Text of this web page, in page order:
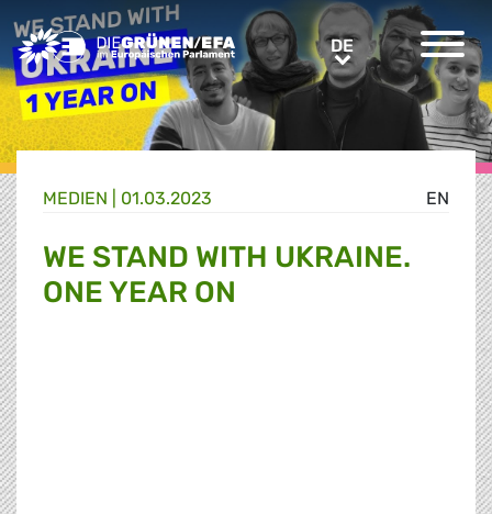
Greens/EFA Home DEDE
EN
MEDIEN 01.03.2023
WE STAND WITH UKRAINE.
ONE YEAR ON